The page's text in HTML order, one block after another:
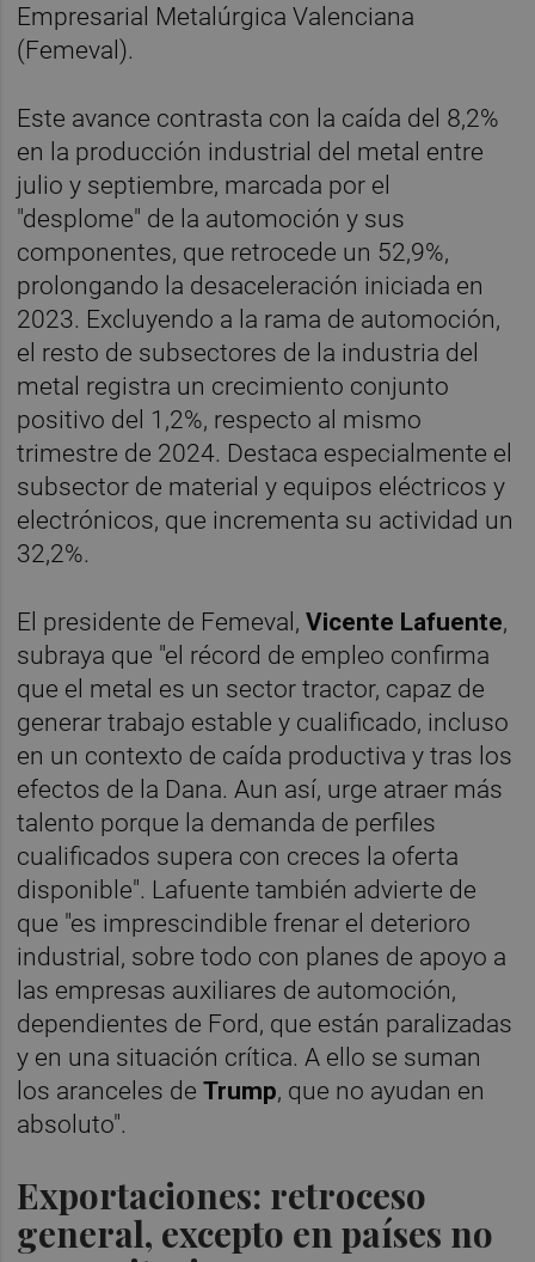
Empresarial Metalúrgica Valenciana
(Femeval).
Este avance contrasta con la caída del 8,2%
en la producción industrial del metal entre
julio y septiembre, marcada por el
"desplome" de la automoción y sus
componentes, que retrocede un 52,9%,
prolongando la desaceleración iniciada en
2023. Excluyendo a la rama de automoción,
el resto de subsectores de la industria del
metal registra un crecimiento conjunto
positivo del 1,2%, respecto al mismo
trimestre de 2024. Destaca especialmente el
subsector de material y equipos eléctricos y
electrónicos, que incrementa su actividad un
32,2%.
El presidente de Femeval,Vicente Lafuente,
subraya que "el récord de empleo confirma
que el metal es un sector tractor, capaz de
generar trabajo estable y cualificado, incluso
en un contexto de caída productiva y tras los
efectos de la Dana. Aun así, urge atraer más
talento porque la demanda de perfiles
cualificados supera con creces la oferta
disponible". Lafuente también advierte de
que "es imprescindible frenar el deterioro
industrial, sobre todo con planes de apoyo a
las empresas auxiliares de automoción,
dependientes de Ford, que están paralizadas
y en una situación crítica. A ello se suman
los aranceles deTrump, que no ayudan en
absoluto".
Exportaciones: retroceso
general, excepto en países no